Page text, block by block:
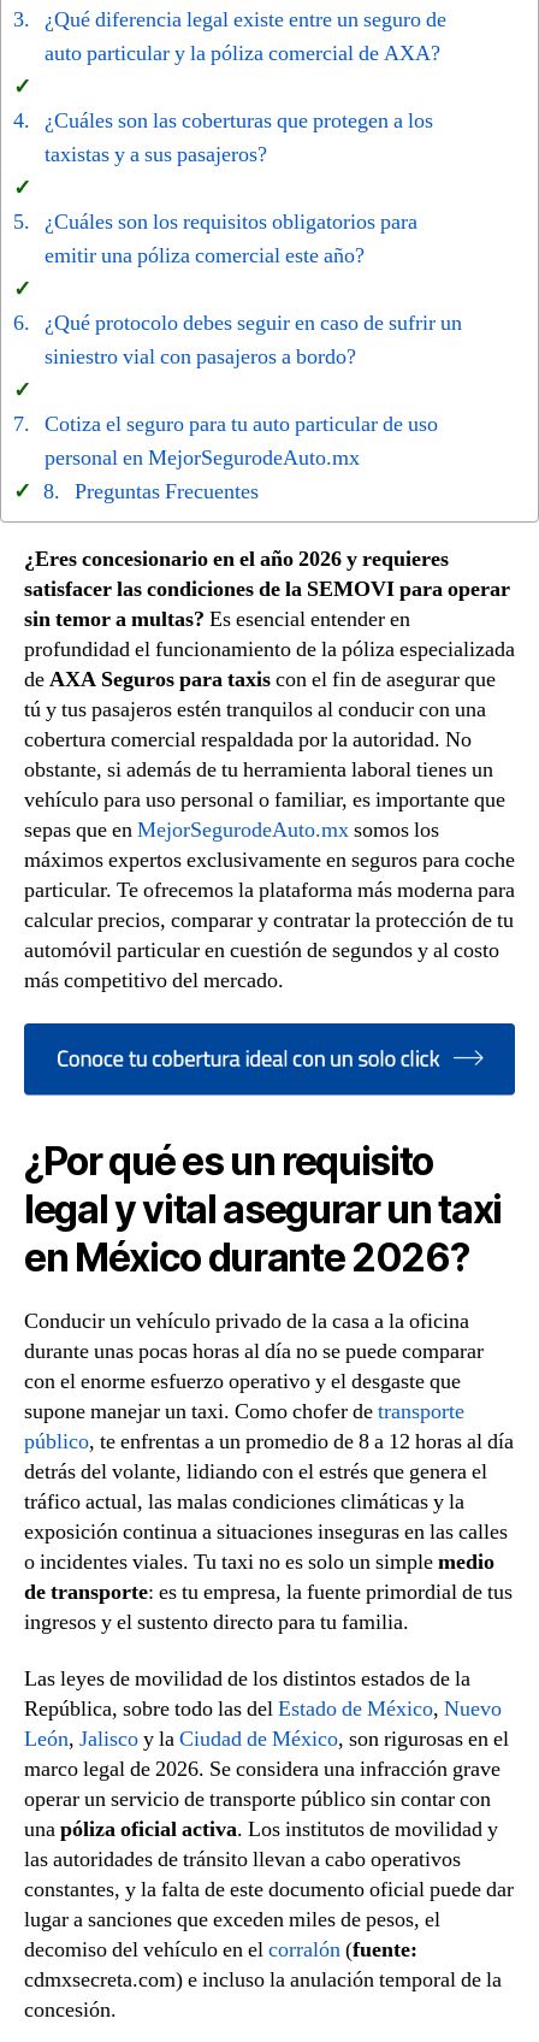
¿Qué diferencia legal existe entre un seguro de
auto particular y la póliza comercial de AXA?
¿Cuáles son las coberturas que protegen a los
taxistas y a sus pasajeros?
¿Cuáles son los requisitos obligatorios para
emitir una póliza comercial este año?
¿Qué protocolo debes seguir en caso de sufrir un
siniestro vial con pasajeros a bordo?
Cotiza el seguro para tu auto particular de uso
personal en MejorSegurodeAuto.mx
Preguntas Frecuentes
¿Eres concesionario en el año 2026 y requieres
satisfacer las condiciones de la SEMOVI para operar
sin temor a multas? Es esencial entender en
profundidad el funcionamiento de la póliza especializada
deAXA Seguros para taxiscon el fin de asegurar que
tú y tus pasajeros estén tranquilos al conducir con una
cobertura comercial respaldada por la autoridad. No
obstante, si además de tu herramienta laboral tienes un
vehículo para uso personal o familiar, es importante que
sepas que enMejorSegurodeAuto.mxsomos los
máximos expertos exclusivamente en seguros para coche
particular. Te ofrecemos la plataforma más moderna para
calcular precios, comparar y contratar la protección de tu
automóvil particular en cuestión de segundos y al costo
más competitivo del mercado.
¿Por qué es un requisito
legal y vital asegurar un taxi
en México durante 2026?
Conducir un vehículo privado de la casa a la oficina
durante unas pocas horas al día no se puede comparar
con el enorme esfuerzo operativo y el desgaste que
supone manejar un taxi. Como chofer detransporte
público, te enfrentas a un promedio de 8 a 12 horas al día
detrás del volante, lidiando con el estrés que genera el
tráfico actual, las malas condiciones climáticas y la
exposición continua a situaciones inseguras en las calles
o incidentes viales. Tu taxi no es solo un simplemedio
de transporte: es tu empresa, la fuente primordial de tus
ingresos y el sustento directo para tu familia.
Las leyes de movilidad de los distintos estados de la
República, sobre todo las delEstado de México, Nuevo
León, Jaliscoy laCiudad de México, son rigurosas en el
marco legal de 2026. Se considera una infracción grave
operar un servicio de transporte público sin contar con
unapóliza oficial activa. Los institutos de movilidad y
las autoridades de tránsito llevan a cabo operativos
constantes, y la falta de este documento oficial puede dar
lugar a sanciones que exceden miles de pesos, el
decomiso del vehículo en elcorralón(fuente:
cdmxsecreta.com) e incluso la anulación temporal de la
concesión.